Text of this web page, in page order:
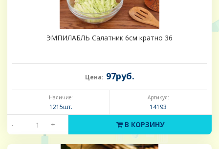
ЭМПИЛАБЛЬ Салатник 6см кратно 36
Цена: 97руб.
Наличие:
1215шт.
Артикул:
14193
- + В КОРЗИНУ